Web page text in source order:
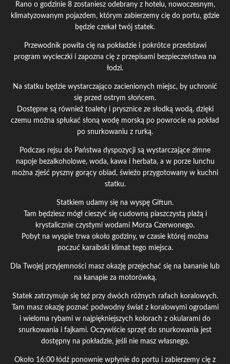
Rano o godzinie 8 zostaniesz odebrany z hotelu, nowoczesnym,
klimatyzowanym pojazdem, którym zabierzemy cię do portu, gdzie
będzie czekał twój statek.
Przewodnik powita cię na pokładzie i pokrótce przedstawi
program wycieczki i zapozna cię z przepisami bezpieczeństwa na
łodzi.
Na statku będzie wystarczająco zacienionych miejsc, by uchronić
się przed ostrym słońcem.
Dostępne są również toalety i prysznice ze słodką wodą, dzięki
czemu można spłukać słoną wodę morską po powrocie na pokład
po snurkowaniu z rurką.
Podczas rejsu do Państwa dyspozycji są wystarczające zimne
napoje bezalkoholowe, woda, kawa i herbata, a w porze lunchu
można zjeść pyszny gorący obiad, świeżo przygotowany w kuchni
statku.
Statkiem udamy się na wyspę Giftun.
Tam będziesz mógł cieszyć się cudowną piaszczystą plażą i
krystalicznie czystymi wodami Morza Czerwonego.
Pobyt na wyspie trwa około godziny, w czasie której można
poczuć karaibski klimat tego miejsca.
Dla Twojej przyjemności masz okazję przejechać się na bananie lub
na kanapie za motorówką.
Statek zatrzymuje się też przy dwóch różnych rafach koralowych.
Tam masz okazję poznać podwodny świat z koralowymi ogrodami
i wieloma rybami w najpiękniejszych kolorach z okularami do
snurkowania i fajkami. Oczywiście sprzęt do snurkowania jest
dostępny na pokładzie, jeśli nie masz własnego.
Około 16:00 łódź ponownie wpłynie do portu i zabierzemy cię z